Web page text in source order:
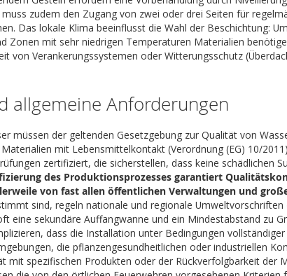
zudem den Zugang von zwei oder drei Seiten für
Das lokale Klima beeinflusst die Wahl der Beschichtung:
Zonen mit sehr niedrigen Temperaturen Materialien
von Verankerungssystemen oder Witterungsschutz
allgemeine Anforderungen
müssen der geltenden Gesetzgebung zur Qualität von
mit Lebensmittelkontakt (Verordnung (EG) 10/
zertifiziert, die sicherstellen, dass keine schädlichen
des Produktionsprozesses garantiert
von fast allen öffentlichen Verwaltungen und
sind, regeln nationale und regionale
eine sekundäre Auffangwanne und ein Mindestabstand zu
dass die Installation unter Bedingungen
die pflanzengesundheitlichen oder industriellen
mit spezifischen Produkten oder der Rückverfolgbarkeit der